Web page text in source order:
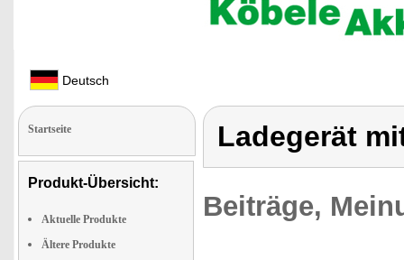
Deutsch
Startseite
Produkt-Übersicht:
Aktuelle Produkte
Ältere Produkte
Ladegerät
Beiträge,